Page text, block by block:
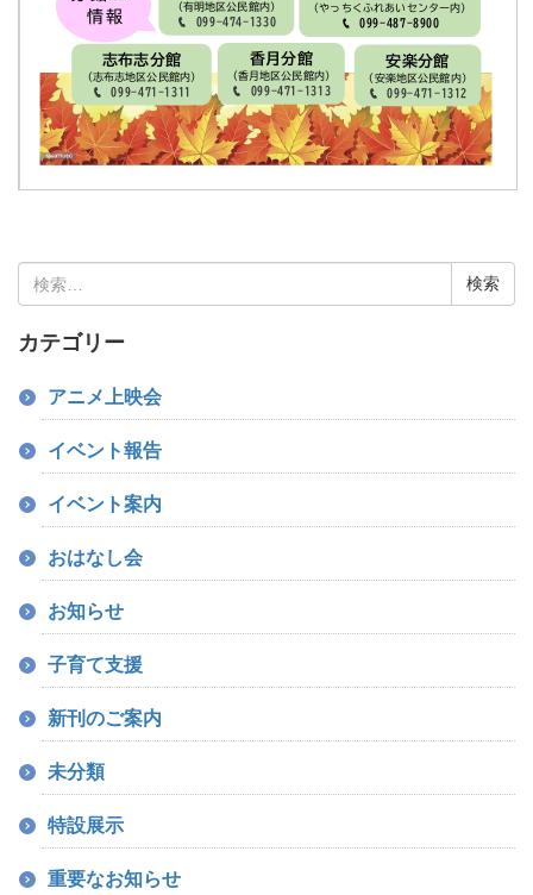
索:
カテゴリー
アニメ上映会
イベント報告
イベント案内
おはなし会
お知らせ
子育て支援
新刊のご案内
未分類
特設展示
重要なお知らせ